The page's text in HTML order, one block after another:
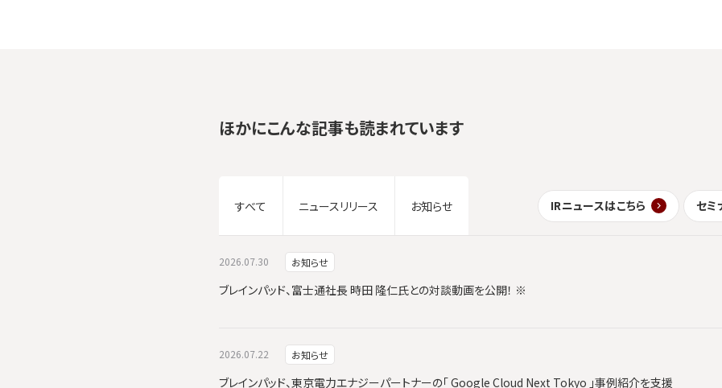
ほかにこんな記事も読まれています
すべて ニュースリリース お知らせ IRニュースはこちら セミ
2026.07.30 お知らせ
ブレインパッド、富士通社長 時田 隆仁氏との対談動画を公開！ ※
2026.07.22 お知らせ
ブレインパッド、東京電力エナジーパートナーの「 Google Cloud Next Tokyo 」事例紹介を支援